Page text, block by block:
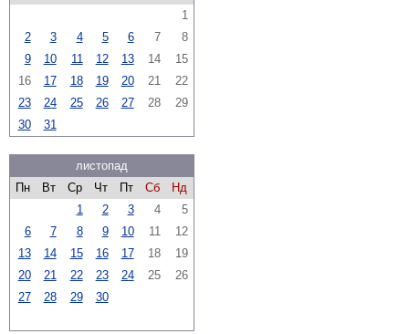
1
2
3 4 5 6 7
8
9
10 11 12 13 14
15
16
17 18 19 20 21
22
23
24 25 26 27 28
29
30
31
листопад
Пн
Вт Ср Чт Пт Сб
Нд
1
2 3 4
5
6
7 8 9 10 11
12
13
14 15 16 17 18
19
20
21 22 23 24 25
26
27
28 29 30